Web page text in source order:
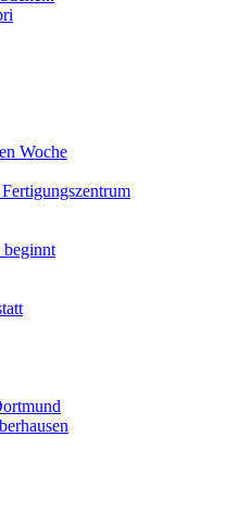
Woche
beginnt